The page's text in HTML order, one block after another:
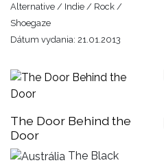
Alternative / Indie / Rock /
Shoegaze
Dátum vydania: 21.01.2013
The Door Behind the
Door
The Black